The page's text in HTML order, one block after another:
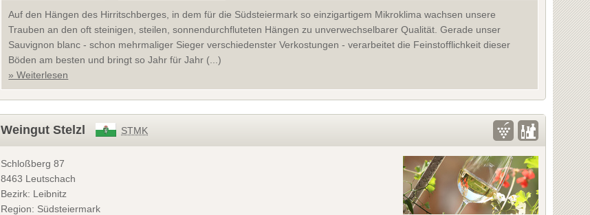
Auf den Hängen des Hirritschberges, in dem für die Südsteiermark so einzigartigem Mikroklima wachsen unsere
Trauben an den oft steinigen, steilen, sonnendurchfluteten Hängen zu unverwechselbarer Qualität. Gerade unser
Sauvignon blanc - schon mehrmaliger Sieger verschiedenster Verkostungen - verarbeitet die Feinstofflichkeit dieser
Böden am besten und bringt so Jahr für Jahr (...)
» Weiterlesen
Weingut Stelzl STMK
Schloßberg 87
8463 Leutschach
Bezirk: Leibnitz
Region: Südsteiermark